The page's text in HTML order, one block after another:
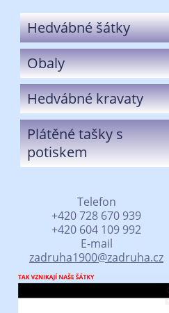
Hedvábné šátky
Obaly
Hedvábné kravaty
Plátěné tašky s
potiskem
Telefon
+420 728 670 939
+420 604 109 992
E-mail
zadruha1900@zadruha.cz